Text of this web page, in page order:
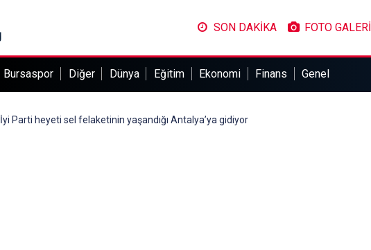
SON DAKİKA FOTO GALERİ
Bursaspor Diğer Dünya Eğitim Ekonomi Finans Genel
İyi Parti heyeti sel felaketinin yaşandığı Antalya’ya gidiyor